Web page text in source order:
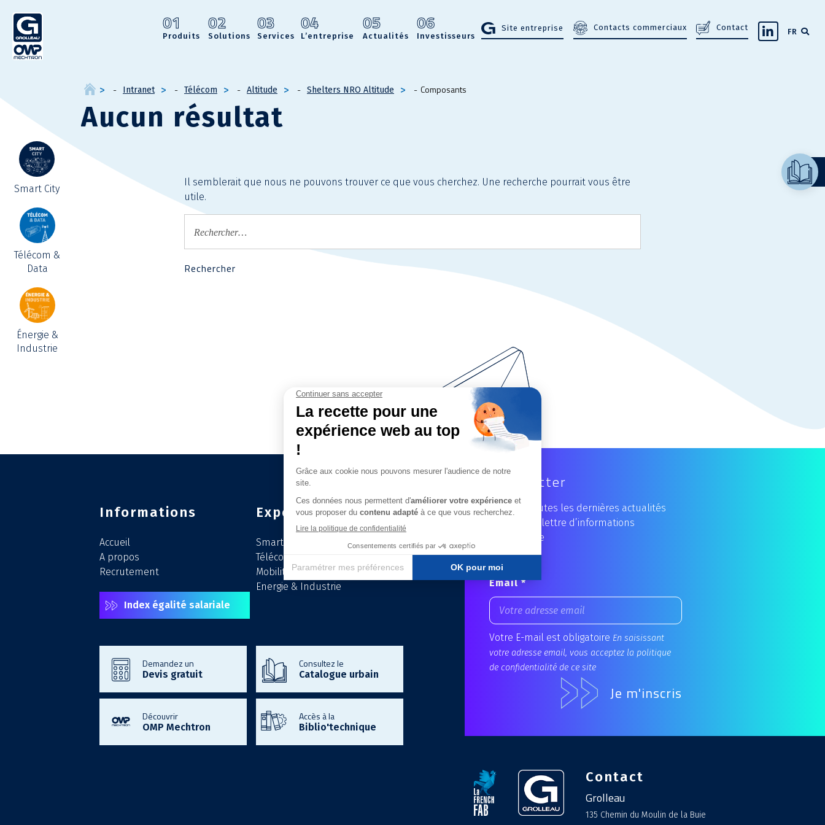
01
Produits
02
Solutions
03
Services
04
L’entreprise
05
Actualités
06
Investisseurs
Site entreprise Contacts commerciaux Contact FR
Smart City
Télécom &
Data
Énergie &
Industrie
Intranet Télécom Altitude Shelters NRO Altitude Composants
Aucun résultat
Il semblerait que nous ne pouvons trouver ce que vous cherchez. Une recherche pourrait vous être
utile.
Informations
Accueil
A propos
Recrutement
Index égalité salariale
Expertises
Smart City
Télécom & Data
Mobilité Electrique
Energie & Industrie
Demandez un
Devis gratuit
Consultez le
Catalogue urbain
Découvrir
OMP Mechtron
Accès à la
Biblio'technique
Newsletter
Recevez toutes les dernières actualités
dans notre lettre d’informations
trimestrielle
Email *
Votre E-mail est obligatoire En saisissant
votre adresse email, vous acceptez la politique
de confidentialité de ce site
Contact
Grolleau
135 Chemin du Moulin de la Buie